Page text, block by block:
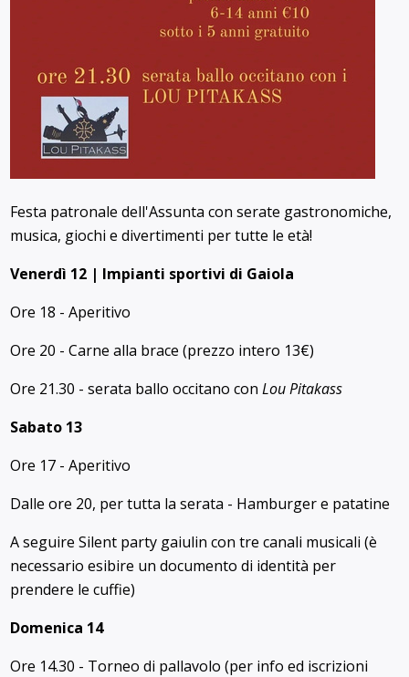
Festa patronale dell'Assunta con serate gastronomiche,
musica, giochi e divertimenti per tutte le età!
Venerdì 12 | Impianti sportivi di Gaiola
Ore 18 - Aperitivo
Ore 20 - Carne alla brace (prezzo intero 13€)
Ore 21.30 - serata ballo occitano conLou Pitakass
Sabato 13
Ore 17 - Aperitivo
Dalle ore 20, per tutta la serata - Hamburger e patatine
A seguire Silent party gaiulin con tre canali musicali (è
necessario esibire un documento di identità per
prendere le cuffie)
Domenica 14
Ore 14.30 - Torneo di pallavolo (per info ed iscrizioni